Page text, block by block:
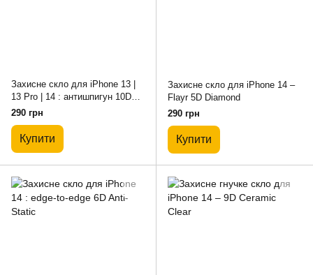
Захисне скло для iPhone 13 |
13 Pro | 14 : антишпигун 10D
(PRIVACY)
290 грн
Купити
Захисне скло для iPhone 14 –
Flayr 5D Diamond
290 грн
Купити